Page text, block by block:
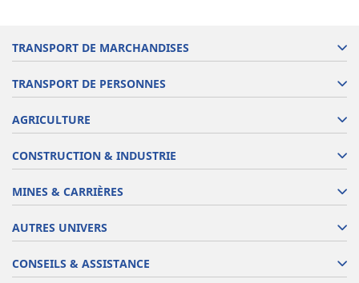
TRANSPORT DE MARCHANDISES
TRANSPORT DE PERSONNES
AGRICULTURE
CONSTRUCTION & INDUSTRIE
MINES & CARRIÈRES
AUTRES UNIVERS
CONSEILS & ASSISTANCE